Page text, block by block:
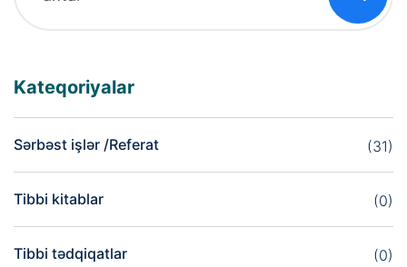
Kateqoriyalar
Sərbəst işlər /Referat (31)
Tibbi kitablar (0)
Tibbi tədqiqatlar (0)